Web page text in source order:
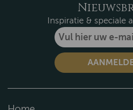
Inspiratie & speciale